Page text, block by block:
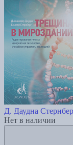
Д. Даудна
Нет в наличии